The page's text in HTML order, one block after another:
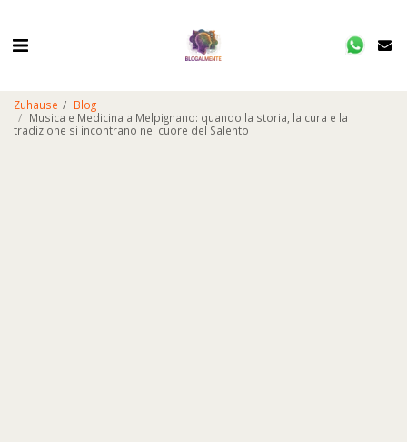
Zuhause
Blog
Musica e Medicina a Melpignano: quando la storia, la cura e la
tradizione si incontrano nel cuore del Salento